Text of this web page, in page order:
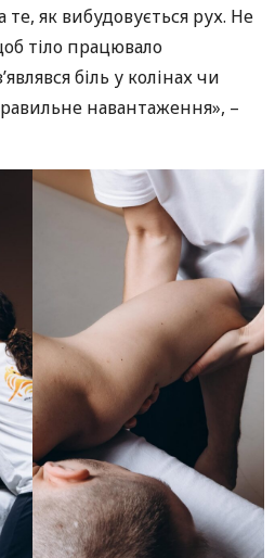
як вибудовується рух. Не
тіло працювало
біль у колінах чи
навантаження», –